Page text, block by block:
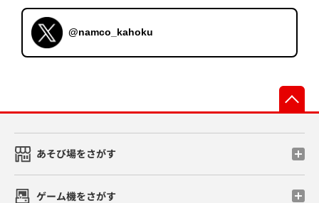
@namco_kahoku
あそび場をさがす
ゲーム機をさがす